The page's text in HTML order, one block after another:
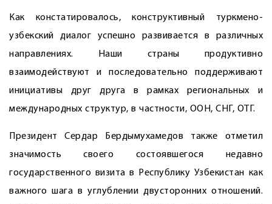
Как констатировалось, конструктивный туркмено-
узбекский диалог успешно развивается в различных
направлениях. Наши страны продуктивно
взаимодействуют и последовательно поддерживают
инициативы друг друга в рамках региональных и
международных структур, в частности, ООН, СНГ, ОТГ.
Президент Сердар Бердымухамедов также отметил
значимость своего состоявшегося недавно
государственного визита в Республику Узбекистан как
важного шага в углублении двусторонних отношений.